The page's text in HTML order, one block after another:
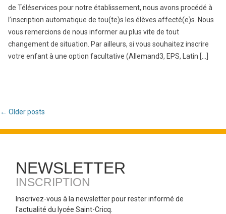
de Téléservices pour notre établissement, nous avons procédé à
l’inscription automatique de tou(te)s les élèves affecté(e)s. Nous
vous remercions de nous informer au plus vite de tout
changement de situation. Par ailleurs, si vous souhaitez inscrire
votre enfant à une option facultative (Allemand3, EPS, Latin […]
Post navigation
← Older posts
NEWSLETTER
INSCRIPTION
Inscrivez-vous à la newsletter pour rester informé de
l'actualité du lycée Saint-Cricq.